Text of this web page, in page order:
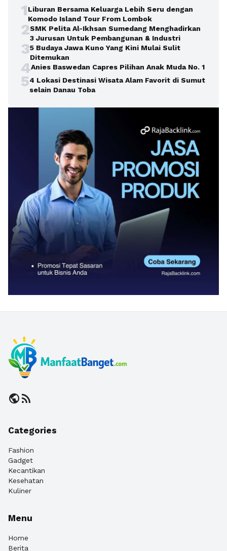
1Liburan Bersama Keluarga Lebih Seru dengan
Komodo Island Tour From Lombok
2SMK Pelita Al-Ikhsan Sumedang Menghadirkan
3 Jurusan Untuk Pembangunan & Industri
35 Budaya Jawa Kuno Yang Kini Mulai Sulit
Ditemukan
4Anies Baswedan Capres Pilihan Anak Muda No. 1
54 Lokasi Destinasi Wisata Alam Favorit di Sumut
selain Danau Toba
publicrss_feed
Categories
Fashion
Gadget
Kecantikan
Kesehatan
Kuliner
Menu
Home
Berita